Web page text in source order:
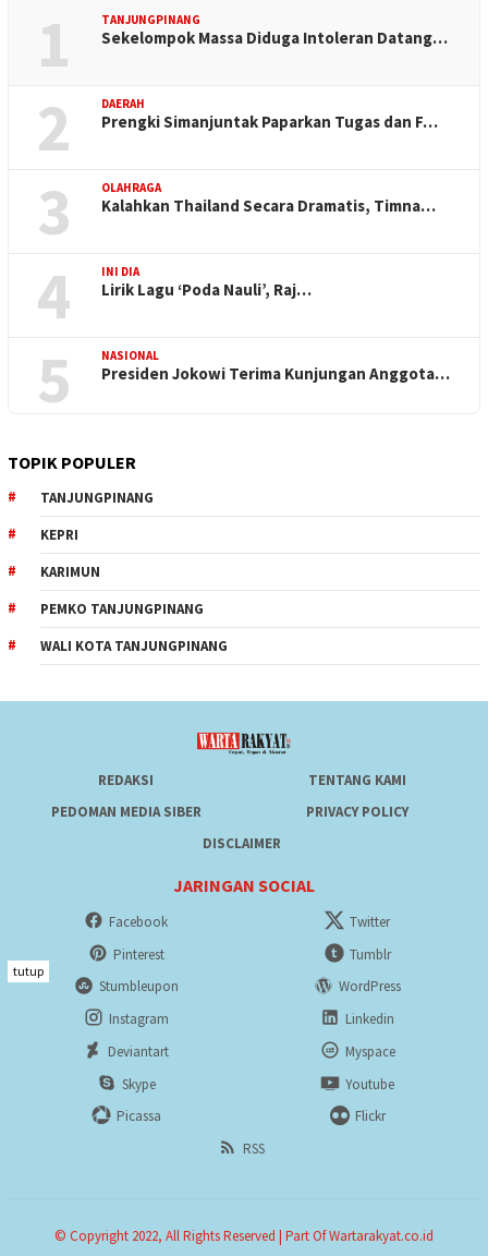
1 TANJUNGPINANG
Sekelompok Massa Diduga Intoleran Datang…
2 DAERAH
Prengki Simanjuntak Paparkan Tugas dan F…
3 OLAHRAGA
Kalahkan Thailand Secara Dramatis, Timna…
4 INI DIA
Lirik Lagu ‘Poda Nauli’, Raj…
5 NASIONAL
Presiden Jokowi Terima Kunjungan Anggota…
TOPIK POPULER
TANJUNGPINANG
KEPRI
KARIMUN
PEMKO TANJUNGPINANG
WALI KOTA TANJUNGPINANG
REDAKSI
TENTANG KAMI
PEDOMAN MEDIA SIBER
PRIVACY POLICY
DISCLAIMER
JARINGAN SOCIAL
Facebook
Twitter
Pinterest
Tumblr
Stumbleupon
WordPress
Instagram
Linkedin
Deviantart
Myspace
Skype
Youtube
Picassa
Flickr
RSS
© Copyright 2022, All Rights Reserved | Part Of Wartarakyat.co.id
tutup